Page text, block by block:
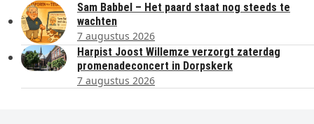
Sam Babbel – Het paard staat nog steeds te
wachten
7 augustus 2026
Harpist Joost Willemze verzorgt zaterdag
promenadeconcert in Dorpskerk
7 augustus 2026